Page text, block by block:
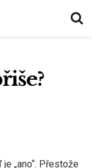
„ano“. Přestože